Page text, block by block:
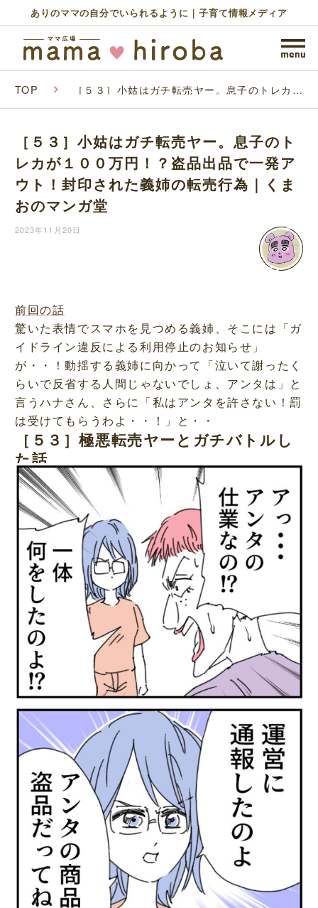
ありのママの自分でいられるように｜子育て情報メディア
TOP ［５３］小姑はガチ転売ヤー。息子のトレカが
れた義姉の転売行為｜くまおのマンガ堂
［５３］小姑はガチ転売ヤー。息子のト
レカが１００万円！？盗品出品で一発ア
ウト！封印された義姉の転売行為｜くま
おのマンガ堂
2023年11月20日
前回の話
驚いた表情でスマホを見つめる義姉、そこには「ガ
イドライン違反による利用停止のお知らせ」
が・・！動揺する義姉に向かって「泣いて謝ったく
らいで反省する人間じゃないでしょ、アンタは」と
言うハナさん、さらに「私はアンタを許さない！罰
は受けてもらうわよ・・！」と・・
［５３］極悪転売ヤーとガチバトルし
た話